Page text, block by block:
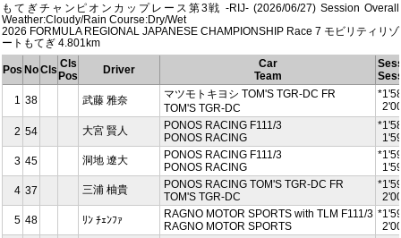
もてぎチャンピオンカップレース第3戦 -RIJ- (2026/06/27) Session Overall
Weather:Cloudy/Rain Course:Dry/Wet
2026 FORMULA REGIONAL JAPANESE CHAMPIONSHIP Race 7 モビリティリゾ
ートもてぎ 4.801km
Pos NoCls Cls
Pos
Driver
Car
Team
1 38 武藤 雅奈
マツモトキヨシ TOM'S TGR-DC FR
TOM'S TGR-DC
2 54 大宮 賢人
PONOS RACING F111/3
PONOS RACING
3 45 洞地 遼⼤
PONOS RACING F111/3
PONOS RACING
4 37 三浦 柚貴
PONOS RACING TOM'S TGR-DC FR
TOM'S TGR-DC
5 48 ﾘﾝ ﾁｪﾝﾌｧ
RAGNO MOTOR SPORTS with TLM F111/3
RAGNO MOTOR SPORTS